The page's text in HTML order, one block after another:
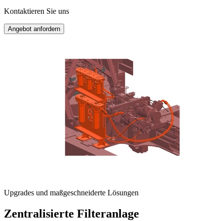
Kontaktieren Sie uns
Angebot anfordern
Upgrades und maßgeschneiderte Lösungen
Zentralisierte Filteranlage